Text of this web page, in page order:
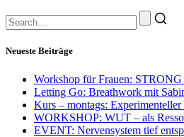
Neueste Beiträge
Workshop für Frauen:
Letting Go: Breathwork mit
Kurs – montags:
WORKSHOP: WUT – als
EVENT: Nervensystem tief